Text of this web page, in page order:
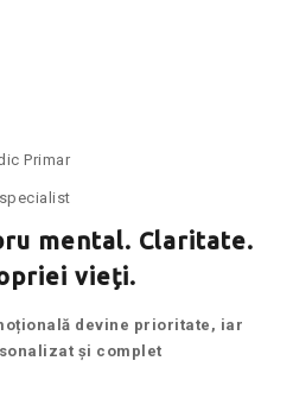
Primar
mental. Claritate.
vieți.
devine prioritate, iar
și complet